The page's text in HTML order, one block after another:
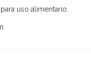
uso alimentario.